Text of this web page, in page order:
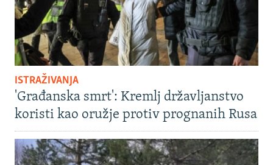
ISTRAŽIVANJA
'Građanska smrt': Kremlj državljanstvo
koristi kao oružje protiv prognanih Rusa